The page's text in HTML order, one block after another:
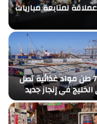
لمتابعة مباريات
740 طن مواد غذائية تصل
الخليج في إنجاز جديد
دمياط